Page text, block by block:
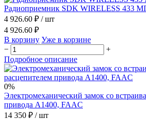
Радиоприемник SDK WIRELESS 433
4 926.60 ₽ / шт
4 926.60 ₽
В корзину Уже в корзине
−
+
Подробное описание
0%
Электромеханический замок со
привода A1400, FAAC
14 350 ₽ / шт